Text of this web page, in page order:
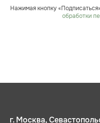
Нажимая кнопку
обработки
г. Москва,